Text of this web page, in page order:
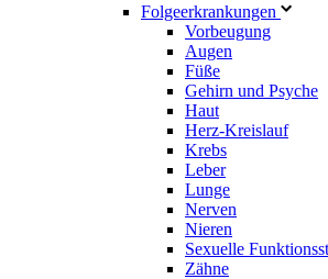
Folgeerkrankungen
Vorbeugung
Augen
Füße
Gehirn und Psyche
Haut
Herz-Kreislauf
Krebs
Leber
Lunge
Nerven
Nieren
Sexuelle
Zähne